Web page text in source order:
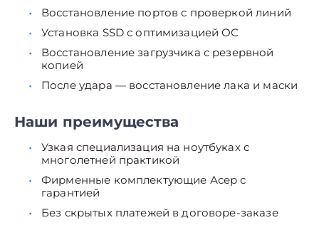
Восстановление портов с проверкой линий
Установка SSD с оптимизацией ОС
Восстановление загрузчика с резервной
копией
После удара — восстановление лака и маски
Наши преимущества
Узкая специализация на ноутбуках с
многолетней практикой
Фирменные комплектующие Асер с
гарантией
Без скрытых платежей в договоре-заказе